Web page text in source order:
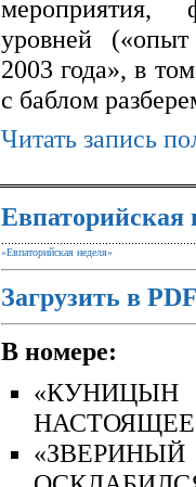
мероприятия,
уровней
2003 года», в
с баблом
Читать запись
Евпаторийская
«Евпаторийская неделя»
Загрузить в
В номере:
«КУНИЦЫН